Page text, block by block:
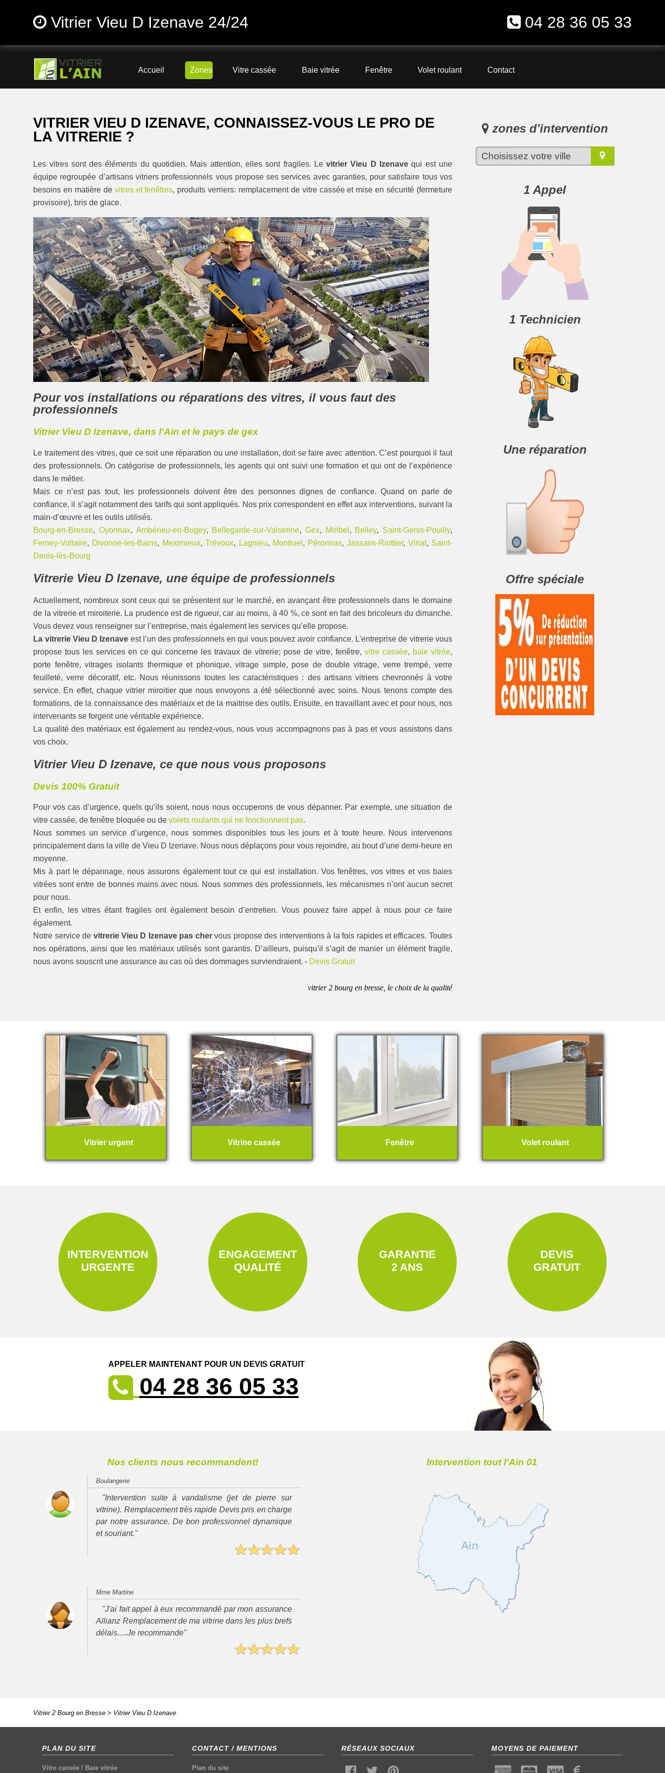
Vitrier Vieu D Izenave 24/24 04 28 36 05 33
Accueil Zones Vitre cassée Baie vitrée Fenêtre Volet roulant Contact
VITRIER VIEU D IZENAVE, CONNAISSEZ-VOUS LE PRO DE
LA VITRERIE ?
Les vitres sont des éléments du quotidien. Mais attention, elles sont fragiles. Levitrier Vieu D Izenave qui est une
équipe regroupée d’artisans vitriers professionnels vous propose ses services avec garanties, pour satisfaire tous vos
besoins en matière de vitres et fenêtres, produits verriers: remplacement de vitre cassée et mise en sécurité (fermeture
provisoire), bris de glace.
Pour vos installations ou réparations des vitres, il vous faut des
professionnels
Vitrier Vieu D Izenave, dans l'Ain et le pays de gex
Le traitement des vitres, que ce soit une réparation ou une installation, doit se faire avec attention. C’est pourquoi il faut
des professionnels. On catégorise de professionnels, les agents qui ont suivi une formation et qui ont de l’expérience
dans le métier.
Mais ce n’est pas tout, les professionnels doivent être des personnes dignes de confiance. Quand on parle de
confiance, il s’agit notamment des tarifs qui sont appliqués. Nos prix correspondent en effet aux interventions, suivant la
main-d’œuvre et les outils utilisés.
Bourg-en-Bresse, Oyonnax, Ambérieu-en-Bugey, Bellegarde-sur-Valserine, Gex, Miribel , Belley, Saint-Genis-Pouilly,
Ferney-Voltaire, Divonne-les-Bains, Meximieux,Trévoux, Lagnieu, Montluel , Péronnas, Jassans-Riottier, Viriat, Saint-
Denis-lès-Bourg
Vitrerie Vieu D Izenave, une équipe de professionnels
Actuellement, nombreux sont ceux qui se présentent sur le marché, en avançant être professionnels dans le domaine
de la vitrerie et miroiterie. La prudence est de rigueur, car au moins, à 40 %, ce sont en fait des bricoleurs du dimanche.
Vous devez vous renseigner sur l’entreprise, mais également les services qu’elle propose.
La vitrerie Vieu D Izenave est l’un des professionnels en qui vous pouvez avoir confiance. L'entreprise de vitrerie vous
propose tous les services en ce qui concerne les travaux de vitrerie; pose de vitre, fenêtre, vitre cassée, baie vitrée,
porte fenêtre, vitrages isolants thermique et phonique, vitrage simple, pose de double vitrage, verre trempé, verre
feuilleté, verre décoratif, etc. Nous réunissons toutes les caractéristiques : des artisans vitriers chevronnés à votre
service. En effet, chaque vitrier miroitier que nous envoyons a été sélectionné avec soins. Nous tenons compte des
formations, de la connaissance des matériaux et de la maitrise des outils. Ensuite, en travaillant avec et pour nous, nos
intervenants se forgent une véritable expérience.
La qualité des matériaux est également au rendez-vous, nous vous accompagnons pas à pas et vous assistons dans
vos choix.
Vitrier Vieu D Izenave, ce que nous vous proposons
Devis 100% Gratuit
Pour vos cas d’urgence, quels qu’ils soient, nous nous occuperons de vous dépanner. Par exemple, une situation de
vitre cassée, de fenêtre bloquée ou devolets roulants qui ne fonctionnent pas.
Nous sommes un service d’urgence, nous sommes disponibles tous les jours et à toute heure. Nous intervenons
principalement dans la ville de Vieu D Izenave. Nous nous déplaçons pour vous rejoindre, au bout d’une demi-heure en
moyenne.
Mis à part le dépannage, nous assurons également tout ce qui est installation. Vos fenêtres, vos vitres et vos baies
vitrées sont entre de bonnes mains avec nous. Nous sommes des professionnels, les mécanismes n’ont aucun secret
pour nous.
Et enfin, les vitres étant fragiles ont également besoin d’entretien. Vous pouvez faire appel à nous pour ce faire
également.
Notre service de vitrerie Vieu D Izenave pas chervous propose des interventions à la fois rapides et efficaces. Toutes
nos opérations, ainsi que les matériaux utilisés sont garantis. D’ailleurs, puisqu’il s’agit de manier un élément fragile,
nous avons souscrit une assurance au cas où des dommages surviendraient. - Devis Gratuit
vitrier 2 bourg en bresse, le choix de la qualité
zones d'intervention
1 Appel
1 Technicien
Une réparation
Offre spéciale
Vitrier urgent Vitrine cassée Fenêtre Volet roulant
INTERVENTION
URGENTE
ENGAGEMENT
QUALITÉ
GARANTIE
2 ANS
DEVIS
GRATUIT
APPELER MAINTENANT POUR UN DEVIS GRATUIT
04 28 36 05 33
Nos clients nous recommandent!
Boulangerie
"Intervention suite à vandalisme (jet de pierre sur
vitrine). Remplacement très rapide Devis pris en charge
par notre assurance. De bon professionnel dynamique
et souriant."
Mme Martine
"J'ai fait appel à eux recommandé par mon assurance
Allianz Remplacement de ma vitrine dans les plus brefs
délais.....Je recommande"
Intervention tout l'Ain 01
Vitrier 2 Bourg en Bresse> Vitrier Vieu D Izenave
PLAN DU SITE
Vitre cassée / Baie vitrée
CONTACT / MENTIONS
Plan du site
RÉSEAUX SOCIAUX MOYENS DE PAIEMENT